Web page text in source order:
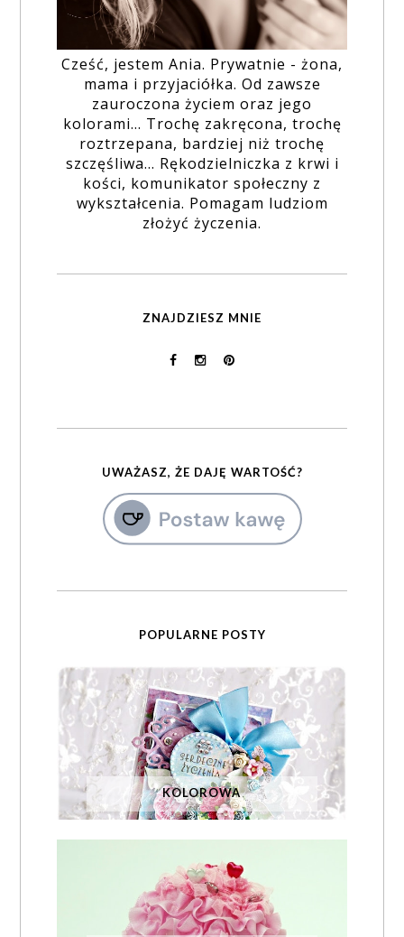
Cześć, jestem Ania. Prywatnie - żona,
mama i przyjaciółka. Od zawsze
zauroczona życiem oraz jego
kolorami... Trochę zakręcona, trochę
roztrzepana, bardziej niż trochę
szczęśliwa... Rękodzielniczka z krwi i
kości, komunikator społeczny z
wykształcenia. Pomagam ludziom
złożyć życzenia.
ZNAJDZIESZ MNIE
UWAŻASZ, ŻE DAJĘ WARTOŚĆ?
POPULARNE POSTY
KOLOROWA